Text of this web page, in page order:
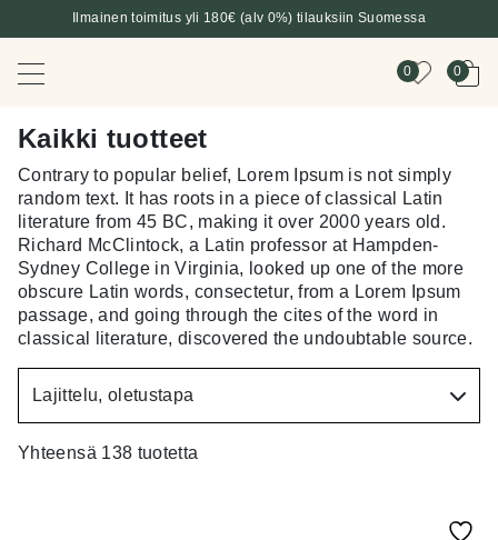
Ilmainen toimitus yli 180€ (alv 0%) tilauksiin Suomessa
0 0
Kaikki tuotteet
Contrary to popular belief, Lorem Ipsum is not simply
random text. It has roots in a piece of classical Latin
literature from 45 BC, making it over 2000 years old.
Richard McClintock, a Latin professor at Hampden-
Sydney College in Virginia, looked up one of the more
obscure Latin words, consectetur, from a Lorem Ipsum
passage, and going through the cites of the word in
classical literature, discovered the undoubtable source.
Yhteensä 138 tuotetta